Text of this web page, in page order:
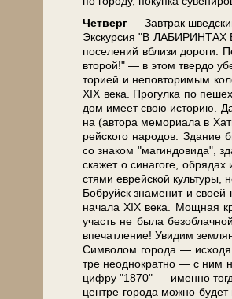
Чет­верг — Завтрак
Экс­кур­сия "В ЛАБИРИНТАХ
по­се­ле­ний вбли­зи до­ро­ги.
вто­рой!" — в этом твер­до
то­ри­ей и неповторимым
XIX ве­ка. Прогулка по
дом име­ет свою ис­то­рию.
на (ав­то­ра ме­мо­ри­а­ла в
рей­ско­го на­ро­дов. Зда­ние
со зна­ком "ма­гин­до­ви­да",
ска­жет о синагоге,
стя­ми ев­рей­ской
Боб­руйск зна­ме­нит и
на­ча­ла ХIX ве­ка. Мощная
участь не бы­ла
впе­чат­ле­ние! Уви­дим
Символом го­ро­да —
тре неоднократно — с ним
циф­ру "1870" — имен­но
цен­тре го­ро­да мож­но